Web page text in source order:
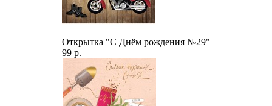
Открытка "С Днём рождения №29"
99 р.